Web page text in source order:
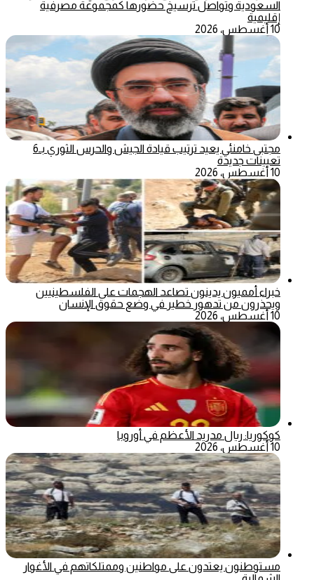
السعودية وتواصل ترسيخ حضورها كمجموعة مصرفية
إقليمية
10 أغسطس، 2026
مجتبى خامنئي يعيد ترتيب قيادة الجيش والحرس الثوري بـ6
تعيينات جديدة
10 أغسطس، 2026
خبراء أمميون يدينون تصاعد الهجمات على الفلسطينيين
ويحذرون من تدهور خطير في وضع حقوق الإنسان
10 أغسطس، 2026
كوكوريا: ريال مدريد الأعظم في أوروبا
10 أغسطس، 2026
مستوطنون يعتدون على مواطنين وممتلكاتهم في الأغوار